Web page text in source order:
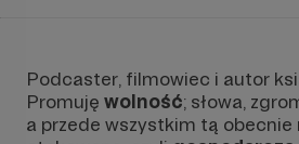
Podcaster, filmowiec i autor
Promuję wolność; słowa,
a przede wszystkim tą obecnie